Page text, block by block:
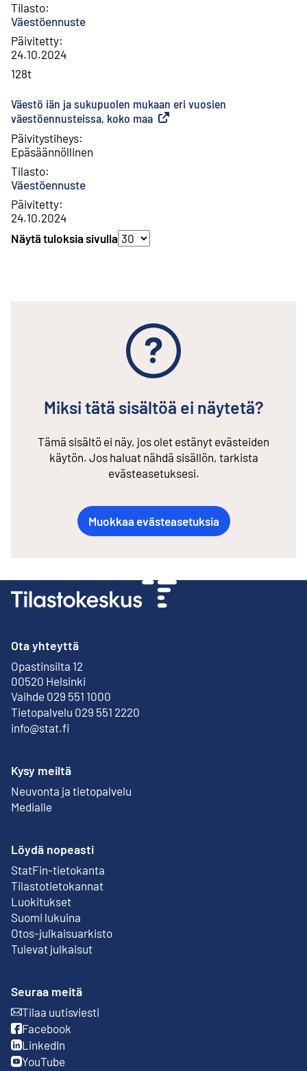
Tilasto:
Väestöennuste
Päivitetty:
24.10.2024
128t
Väestö iän ja sukupuolen mukaan eri vuosien
väestöennusteissa, koko maa Ulkoinen linkki
Päivitystiheys:
Epäsäännöllinen
Tilasto:
Väestöennuste
Päivitetty:
24.10.2024
Näytä tuloksia sivulla
Miksi tätä sisältöä ei näytetä?
Tämä sisältö ei näy, jos olet estänyt evästeiden
käytön. Jos haluat nähdä sisällön, tarkista
evästeasetuksesi.
Muokkaa evästeasetuksia
Ota yhteyttä
Opastinsilta 12
00520 Helsinki
Ulkoinen linkki
Vaihde 029 551 1000
Tietopalvelu 029 551 2220
info@stat.fi
Kysy meiltä
Neuvonta ja tietopalvelu
Medialle
Löydä nopeasti
StatFin-tietokanta
Ulkoinen linkki
Tilastotietokannat
Luokitukset
Suomi lukuina
Otos-julkaisuarkisto
Ulkoinen linkki
Tulevat julkaisut
Seuraa meitä
Tilaa uutisviesti
Ulkoinen linkki
Facebook
Ulkoinen linkki
LinkedIn
Ulkoinen linkki
YouTube